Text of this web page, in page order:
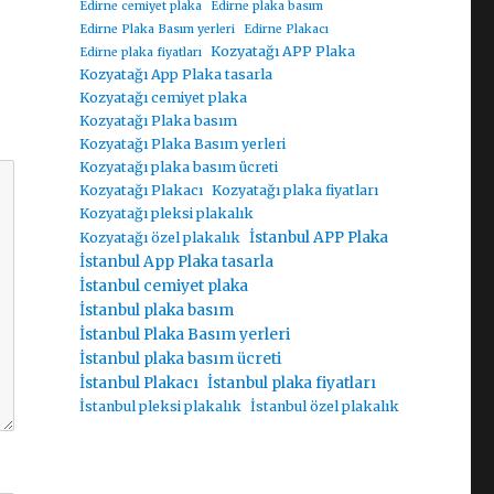
Edirne cemiyet plaka
Edirne plaka basım
Edirne Plaka Basım yerleri
Edirne Plakacı
Edirne plaka fiyatları
Kozyatağı APP Plaka
Kozyatağı App Plaka tasarla
Kozyatağı cemiyet plaka
Kozyatağı Plaka basım
Kozyatağı Plaka Basım yerleri
Kozyatağı plaka basım ücreti
Kozyatağı Plakacı Kozyatağı plaka fiyatları
Kozyatağı pleksi plakalık
Kozyatağı özel plakalık İstanbul APP Plaka
İstanbul App Plaka tasarla
İstanbul cemiyet plaka
İstanbul plaka basım
İstanbul Plaka Basım yerleri
İstanbul plaka basım ücreti
İstanbul Plakacı İstanbul plaka fiyatları
İstanbul pleksi plakalık İstanbul özel plakalık